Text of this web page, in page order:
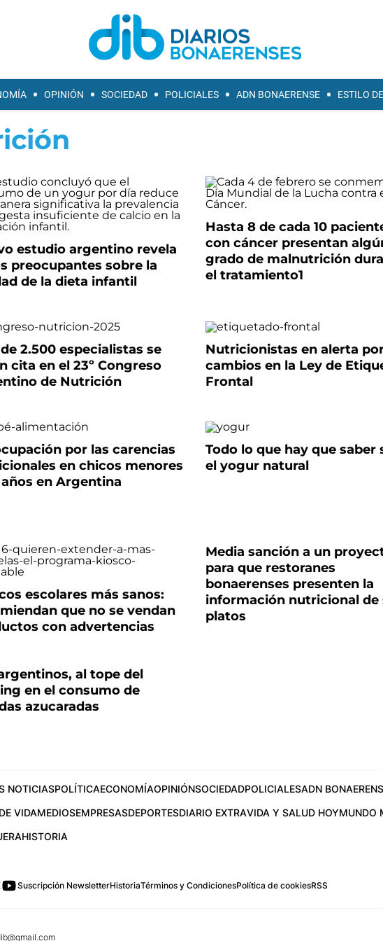
OPINIÓN SOCIEDAD POLICIALES ADN BONAERENSE ESTILO
estudio argentino revela
preocupantes sobre la
de la dieta infantil
Hasta 8 de cada 10
con cáncer presentan
grado de malnutrición
el tratamiento1
2.500 especialistas se
cita en el 23º Congreso
de Nutrición
Nutricionistas en alerta
cambios en la Ley de
Frontal
por las carencias
en chicos menores
en Argentina
Todo lo que hay que saber
el yogur natural
escolares más sanos:
que no se vendan
con advertencias
Media sanción a un
para que restoranes
bonaerenses presenten la
información nutricional de
platos
al tope del
en el consumo de
azucaradas
NOTICIASPOLÍTICAECONOMÍAOPINIÓNSOCIEDADPOLICIALESADN
VIDAMEDIOSEMPRESASDEPORTESDIARIO EXTRAVIDA Y SALUD HOYMUNDO
HISTORIA
Suscripción NewsletterHistoriaTérminos y CondicionesPolítica de cookiesRSS